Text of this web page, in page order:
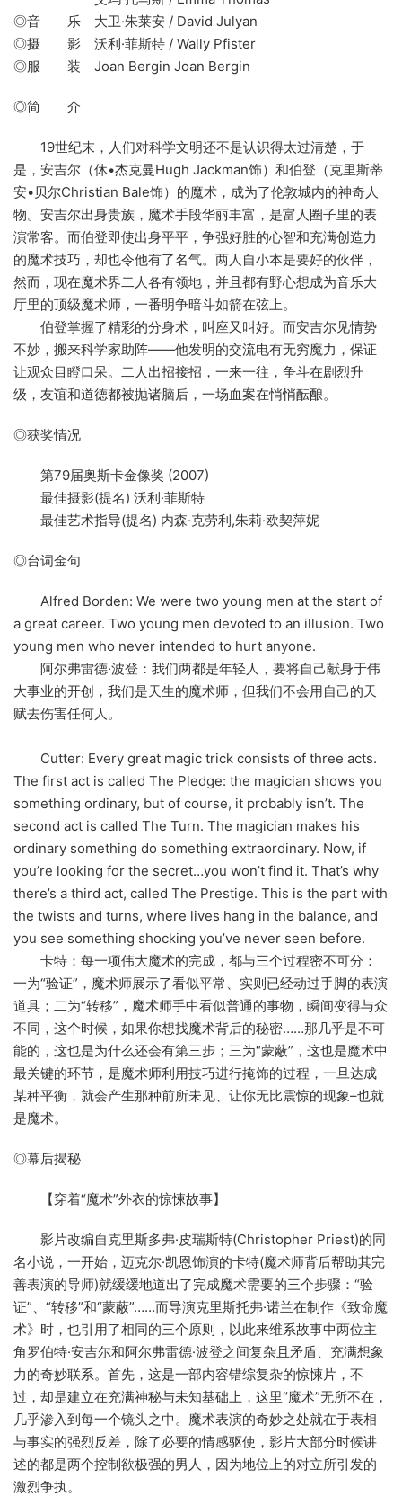
◎音 乐 大卫·朱莱安 / David Julyan
◎摄 影 沃利·菲斯特 / Wally Pfister
◎服 装 Joan Bergin Joan Bergin
◎简 介
19世纪末，人们对科学文明还不是认识得太过清楚，于
是，安吉尔（休•杰克曼Hugh Jackman饰）和伯登（克里斯蒂
安•贝尔Christian Bale饰）的魔术，成为了伦敦城内的神奇人
物。安吉尔出身贵族，魔术手段华丽丰富，是富人圈子里的表
演常客。而伯登即使出身平平，争强好胜的心智和充满创造力
的魔术技巧，却也令他有了名气。两人自小本是要好的伙伴，
然而，现在魔术界二人各有领地，并且都有野心想成为音乐大
厅里的顶级魔术师，一番明争暗斗如箭在弦上。
伯登掌握了精彩的分身术，叫座又叫好。而安吉尔见情势
不妙，搬来科学家助阵——他发明的交流电有无穷魔力，保证
让观众目瞪口呆。二人出招接招，一来一往，争斗在剧烈升
级，友谊和道德都被抛诸脑后，一场血案在悄悄酝酿。
◎获奖情况
第79届奥斯卡金像奖 (2007)
最佳摄影(提名) 沃利·菲斯特
最佳艺术指导(提名) 内森·克劳利,朱莉·欧契萍妮
◎台词金句
Alfred Borden: We were two young men at the start of
a great career. Two young men devoted to an illusion. Two
young men who never intended to hurt anyone.
阿尔弗雷德·波登：我们两都是年轻人，要将自己献身于伟
大事业的开创，我们是天生的魔术师，但我们不会用自己的天
赋去伤害任何人。
Cutter: Every great magic trick consists of three acts.
The first act is called The Pledge: the magician shows you
something ordinary, but of course, it probably isn’t. The
second act is called The Turn. The magician makes his
ordinary something do something extraordinary. Now, if
you’re looking for the secret…you won’t find it. That’s why
there’s a third act, called The Prestige. This is the part with
the twists and turns, where lives hang in the balance, and
you see something shocking you’ve never seen before.
卡特：每一项伟大魔术的完成，都与三个过程密不可分：
一为“验证”，魔术师展示了看似平常、实则已经动过手脚的表演
道具；二为“转移”，魔术师手中看似普通的事物，瞬间变得与众
不同，这个时候，如果你想找魔术背后的秘密……那几乎是不可
能的，这也是为什么还会有第三步；三为“蒙蔽”，这也是魔术中
最关键的环节，是魔术师利用技巧进行掩饰的过程，一旦达成
某种平衡，就会产生那种前所未见、让你无比震惊的现象–也就
是魔术。
◎幕后揭秘
【穿着“魔术”外衣的惊悚故事】
影片改编自克里斯多弗·皮瑞斯特(Christopher Priest)的同
名小说，一开始，迈克尔·凯恩饰演的卡特(魔术师背后帮助其完
善表演的导师)就缓缓地道出了完成魔术需要的三个步骤：“验
证”、“转移”和“蒙蔽”……而导演克里斯托弗·诺兰在制作《致命魔
术》时，也引用了相同的三个原则，以此来维系故事中两位主
角罗伯特·安吉尔和阿尔弗雷德·波登之间复杂且矛盾、充满想象
力的奇妙联系。首先，这是一部内容错综复杂的惊悚片，不
过，却是建立在充满神秘与未知基础上，这里“魔术”无所不在，
几乎渗入到每一个镜头之中。魔术表演的奇妙之处就在于表相
与事实的强烈反差，除了必要的情感驱使，影片大部分时候讲
述的都是两个控制欲极强的男人，因为地位上的对立所引发的
激烈争执。